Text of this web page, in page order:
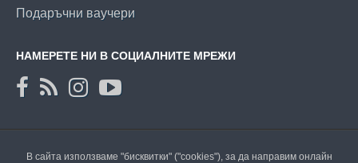
Подаръчни ваучери
НАМЕРЕТЕ НИ В СОЦИАЛНИТЕ МРЕЖИ
В сайта използваме "бисквитки" ("cookies"), за да направим онлайн